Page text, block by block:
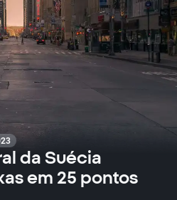
da Suécia
em 25 pontos